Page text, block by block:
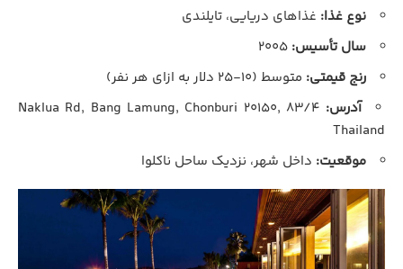
نوع غذا: غذاهای دریایی، تایلندی
سال تأسیس:
رنج قیمتی: متوسط (۱۰-۲۵ دلار به ازای هر نفر)
آدرس:
۸۳/۴ Naklua Rd, Bang Lamung, Chonburi ۲۰۱۵۰,
Thailand
موقعیت: داخل شهر، نزدیک ساحل ناکلوا